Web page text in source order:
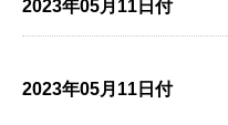
2023年05月11日付
2023年05月11日付